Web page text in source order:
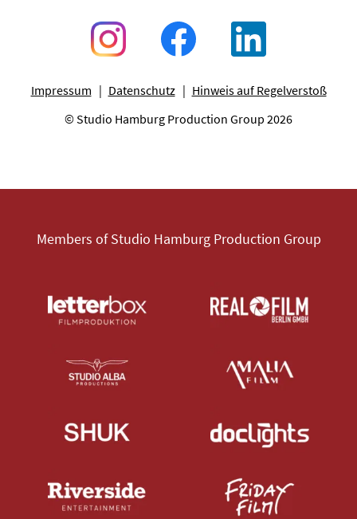
Impressum Datenschutz
Hinweis auf Regelverstoß
© Studio Hamburg Production Group 2026
Members of Studio Hamburg Production Group